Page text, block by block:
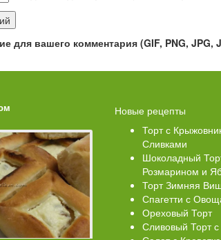
для вашего комментария (GIF, PNG, JPG,
Торт со Свеклой
Новые рецепты
Торт с
Сливками
Шоколадный
Розмарином и
Торт Зимняя
Спагетти с
Ореховый Торт
Сливовый Торт